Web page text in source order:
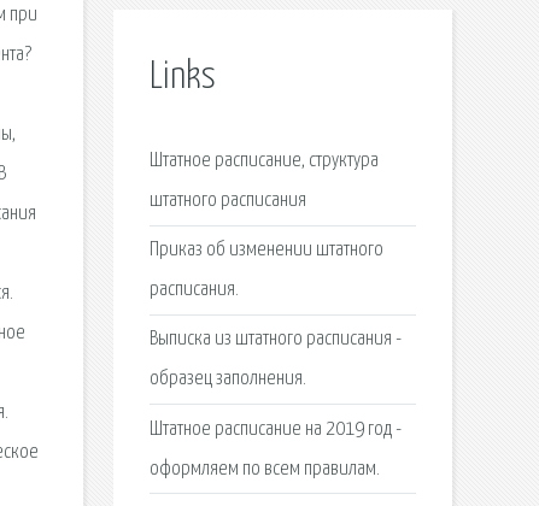
при
Links
Штатное расписание, структура
штатного расписания
Приказ об изменении штатного
расписания.
Выписка из штатного расписания -
образец заполнения.
Штатное расписание на 2019 год -
оформляем по всем правилам.